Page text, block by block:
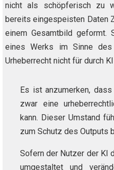
nicht als schöpferisch zu
bereits eingespeisten Daten
einem Gesamtbild geformt.
eines Werks im Sinne
Urheberrecht nicht für durch
Es ist anzumerken,
zwar eine
kann. Dieser Umstand
zum Schutz des Outputs
Sofern der Nutzer der KI
umgestaltet und